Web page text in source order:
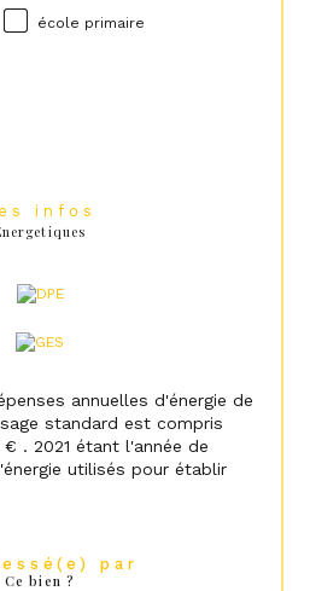
école primaire
Les infos
annuelles d'énergie de
standard est compris
. 2021 étant l'année de
utilisés pour établir
par
Ce bien ?